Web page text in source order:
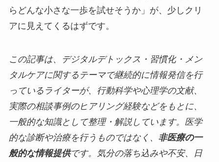
らどんな小さな一歩を試せそうか」が、少しクリ
アに見えてくるはずです。
この記事は、デジタルデトックス・習慣化・メン
タルケアに関するテーマで継続的に情報発信を行
っているライターが、行動科学や心理学の文献、
実際の相談事例のヒアリング経験などをもとに、
一般的な知識として整理・解説しています。医学
的な診断や治療を行うものではなく、 非医療の一
般的な情報提供です。気分の落ち込みや不安、日